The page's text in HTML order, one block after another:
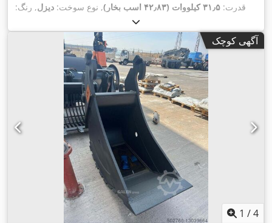
قدرت: ۳۱٫۵ کیلووات (۴۲٫۸۳ اسب بخار) , نوع سوخت: دیزل, رنگ:
ساخت:۲۰۱۲, ساعت کارکرد: ۴٬۴۹۰ h , تجهیزات:کابین ,
آگهی کوچک
1 /4